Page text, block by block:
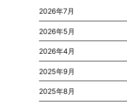
2026年7月
2026年5月
2026年4月
2025年9月
2025年8月